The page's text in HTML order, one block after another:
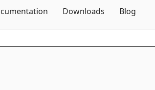
Downloads Blog